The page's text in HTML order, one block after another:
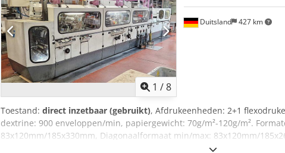
1 /8
Duitsland 427 km
Toestand: direct inzetbaar (gebruikt), Afdrukeenheden: 2+1
dextrine: 900 enveloppen/min, papiergewicht: 70g/m²-120g/m².
83x120mm/185x330mm, Diagonaalformaat min/max: 83x120mm/